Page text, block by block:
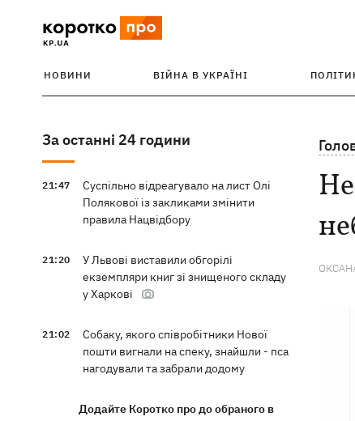
НОВИНИ ВІЙНА В УКРАЇНІ
За останні 24 години
21:47
Суспільно відреагувало на лист Олі
Полякової із закликами змінити
правила Нацвідбору
21:20
У Львові виставили обгорілі
екземпляри книг зі знищеного складу
у Харкові
21:02
Собаку, якого співробітники Нової
пошти вигнали на спеку, знайшли - пса
нагодували та забрали додому
Додайте Коротко про до обраного в